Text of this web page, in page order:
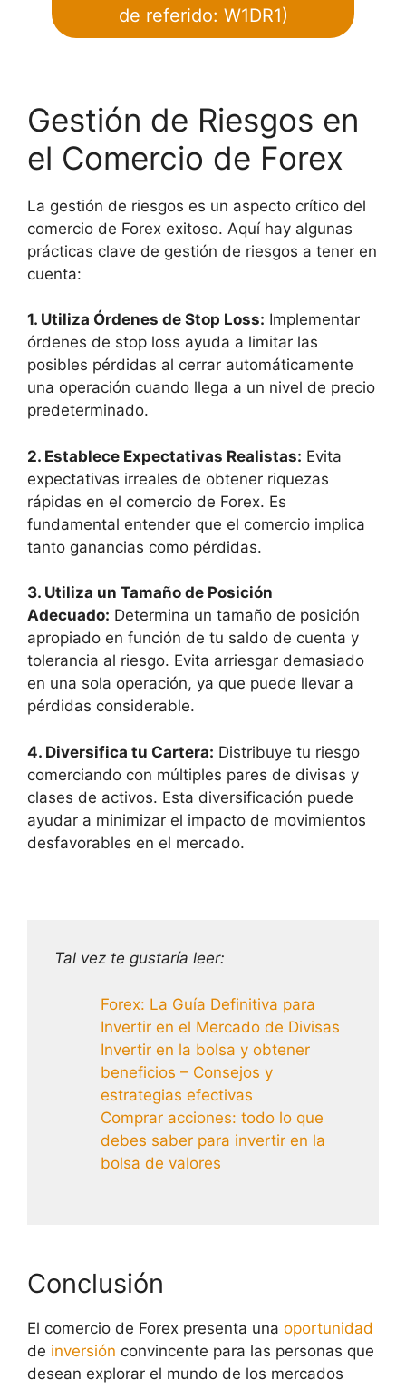
de referido: W1DR1)
Gestión de Riesgos en
el Comercio de Forex
La gestión de riesgos es un aspecto crítico del
comercio de Forex exitoso. Aquí hay algunas
prácticas clave de gestión de riesgos a tener en
cuenta:
1. Utiliza Órdenes de Stop Loss: Implementar
órdenes de stop loss ayuda a limitar las
posibles pérdidas al cerrar automáticamente
una operación cuando llega a un nivel de precio
predeterminado.
2. Establece Expectativas Realistas: Evita
expectativas irreales de obtener riquezas
rápidas en el comercio de Forex. Es
fundamental entender que el comercio implica
tanto ganancias como pérdidas.
3. Utiliza un Tamaño de Posición
Adecuado: Determina un tamaño de posición
apropiado en función de tu saldo de cuenta y
tolerancia al riesgo. Evita arriesgar demasiado
en una sola operación, ya que puede llevar a
pérdidas considerable.
4. Diversifica tu Cartera: Distribuye tu riesgo
comerciando con múltiples pares de divisas y
clases de activos. Esta diversificación puede
ayudar a minimizar el impacto de movimientos
desfavorables en el mercado.
Tal vez te gustaría leer:
Forex: La Guía Definitiva para
Invertir en el Mercado de Divisas
Invertir en la bolsa y obtener
beneficios – Consejos y
estrategias efectivas
Comprar acciones: todo lo que
debes saber para invertir en la
bolsa de valores
Conclusión
El comercio de Forex presenta una oportunidad
de inversión convincente para las personas que
desean explorar el mundo de los mercados